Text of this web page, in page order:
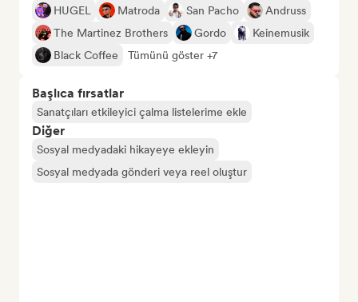
HUGEL Matroda San Pacho
Andruss
The Martinez Brothers
Gordo
Keinemusik
Black Coffee
Tümünü göster +7
Başlıca fırsatlar
Sanatçıları etkileyici çalma listelerime ekle
Diğer
Sosyal medyadaki hikayeye ekleyin
Sosyal medyada gönderi veya reel oluştur